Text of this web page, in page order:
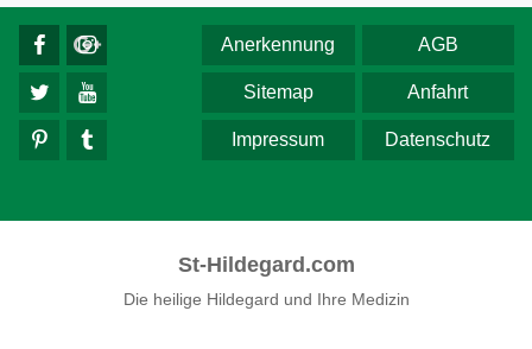
AGB
Anerkennung
Anfahrt
Sitemap
Datenschutz
Impressum
St-Hildegard.com
Die heilige Hildegard und Ihre Medizin